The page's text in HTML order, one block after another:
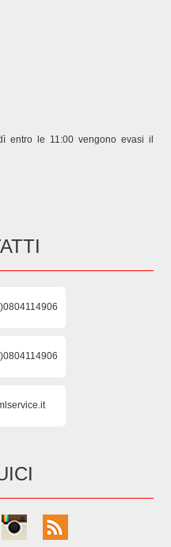
entro le 11:00 vengono evasi il